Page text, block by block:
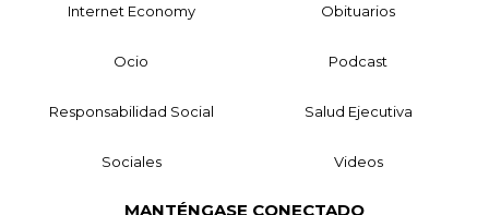
Internet Economy Obituarios
Ocio Podcast
Responsabilidad Social Salud Ejecutiva
Sociales Videos
MANTÉNGASE CONECTADO